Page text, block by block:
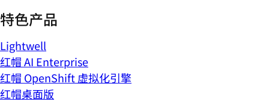
特色产品
Lightwell
红帽 AI Enterprise
红帽 OpenShift 虚拟化引擎
红帽桌面版